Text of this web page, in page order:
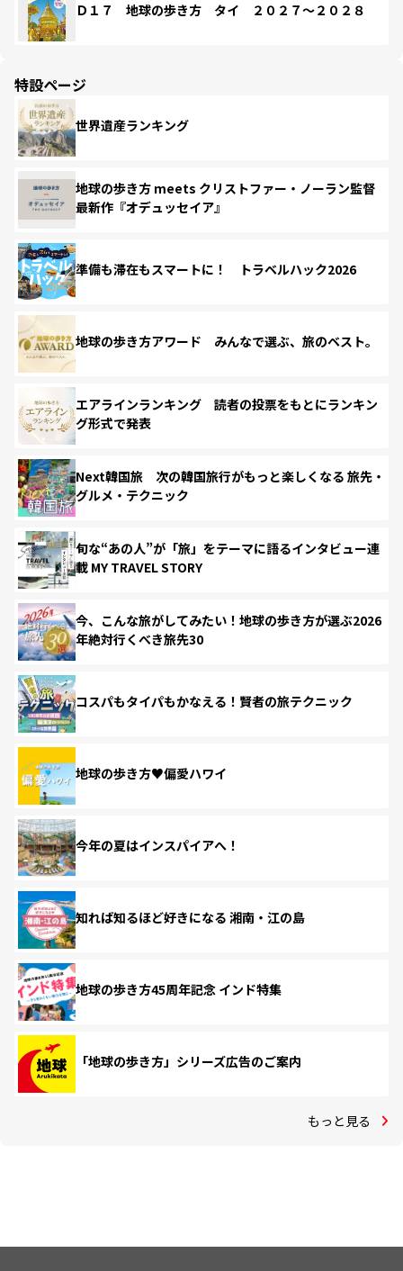
Ｄ１７ 地球の歩き方 タイ ２０２７～２０２８
特設ページ
世界遺産ランキング
地球の歩き方 meets クリストファー・ノーラン監督
最新作『オデュッセイア』
準備も滞在もスマートに！ トラベルハック2026
地球の歩き方アワード みんなで選ぶ、旅のベスト。
エアラインランキング 読者の投票をもとにランキン
グ形式で発表
Next韓国旅 次の韓国旅行がもっと楽しくなる 旅先・
グルメ・テクニック
旬な“あの人”が「旅」をテーマに語るインタビュー連
載 MY TRAVEL STORY
今、こんな旅がしてみたい！地球の歩き方が選ぶ2026
年絶対行くべき旅先30
コスパもタイパもかなえる！賢者の旅テクニック
地球の歩き方♥偏愛ハワイ
今年の夏はインスパイアへ！
知れば知るほど好きになる 湘南・江の島
地球の歩き方45周年記念 インド特集
「地球の歩き方」シリーズ広告のご案内
もっと見る